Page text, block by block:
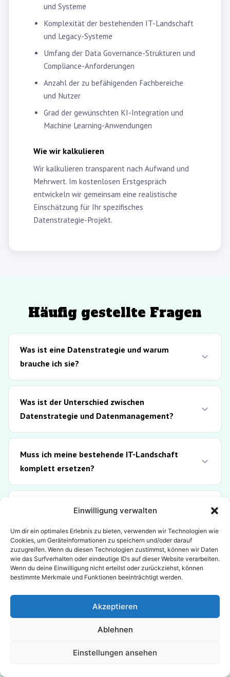
Einwilligung verwalten
Um dir ein optimales Erlebnis zu bieten, verwenden wir Technologien wie
Cookies, um Geräteinformationen zu speichern und/oder darauf
zuzugreifen. Wenn du diesen Technologien zustimmst, können wir Daten
wie das Surfverhalten oder eindeutige IDs auf dieser Website verarbeiten.
Wenn du deine Einwilligung nicht erteilst oder zurückziehst, können
bestimmte Merkmale und Funktionen beeinträchtigt werden.
Akzeptieren
Ablehnen
Einstellungen ansehen
und Systeme
Komplexität der bestehenden IT-Landschaft
und Legacy-Systeme
Umfang der Data Governance-Strukturen und
Compliance-Anforderungen
Anzahl der zu befähigenden Fachbereiche
und Nutzer
Grad der gewünschten KI-Integration und
Machine Learning-Anwendungen
Wie wir kalkulieren
Wir kalkulieren transparent nach Aufwand und
Mehrwert. Im kostenlosen Erstgespräch
entwickeln wir gemeinsam eine realistische
Einschätzung für Ihr spezifisches
Datenstrategie-Projekt.
Häufig gestellte Fragen
Was ist eine Datenstrategie und warum
brauche ich sie?
Was ist der Unterschied zwischen
Datenstrategie und Datenmanagement?
Muss ich meine bestehende IT-Landschaft
komplett ersetzen?
Wie lange dauert es, eine Datenstrategie zu
Wie hängen Datenstrategie und KI-Strategie
zusammen?
Ist das auch für mittelständische Unternehmen